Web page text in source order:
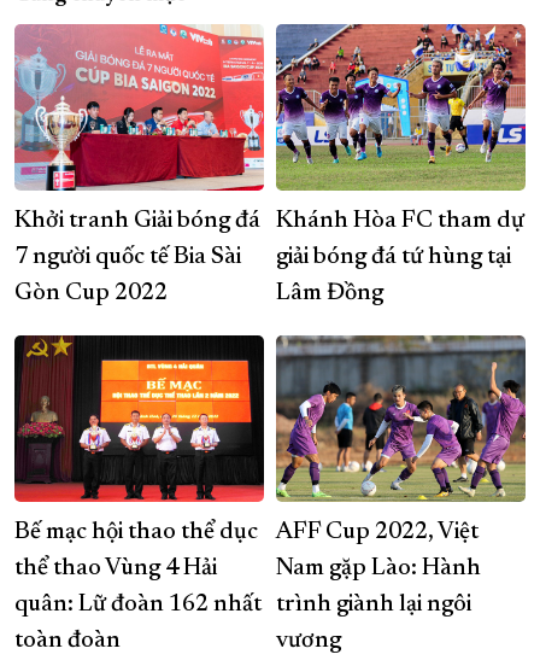
Khởi tranh Giải bóng đá
7 người quốc tế Bia Sài
Gòn Cup 2022
Khánh Hòa FC tham dự
giải bóng đá tứ hùng tại
Lâm Đồng
Bế mạc hội thao thể dục
thể thao Vùng 4 Hải
quân: Lữ đoàn 162 nhất
toàn đoàn
AFF Cup 2022, Việt
Nam gặp Lào: Hành
trình giành lại ngôi
vương